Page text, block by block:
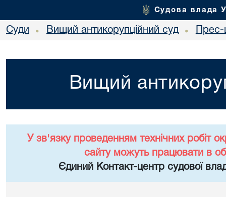
Судова влада
Суди • Вищий антикорупційний суд •
Вищий
У зв'язку проведенням технічних робіт
сайту можуть працювати в
Єдиний Контакт-центр судової